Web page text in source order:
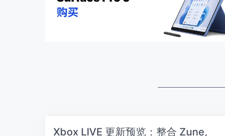
Xbox LIVE 更新预览：整合 Zune,